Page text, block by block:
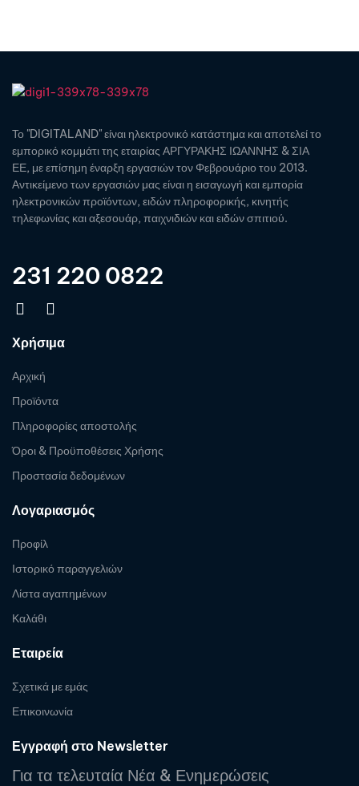
Το "DIGITALAND" είναι ηλεκτρονικό κατάστημα και αποτελεί το
εμπορικό κομμάτι της εταιρίας ΑΡΓΥΡΑΚΗΣ ΙΩΑΝΝΗΣ & ΣΙΑ
ΕΕ, με επίσημη έναρξη εργασιών τον Φεβρουάριο του 2013.
Αντικείμενο των εργασιών μας είναι η εισαγωγή και εμπορία
ηλεκτρονικών προϊόντων, ειδών πληροφορικής, κινητής
τηλεφωνίας και αξεσουάρ, παιχνιδιών και ειδών σπιτιού.
231 220 0822
Χρήσιμα
Αρχική
Προϊόντα
Πληροφορίες αποστολής
Όροι & Προϋποθέσεις Χρήσης
Προστασία δεδομένων
Λογαριασμός
Προφίλ
Ιστορικό παραγγελιών
Λίστα αγαπημένων
Καλάθι
Εταιρεία
Σχετικά με εμάς
Επικοινωνία
Εγγραφή στο Newsletter
Για τα τελευταία Νέα & Ενημερώσεις